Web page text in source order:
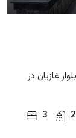
بلوار غازیان در
3
2